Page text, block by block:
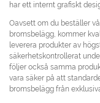
har ett internt grafiskt
Oavsett om du beställer
bromsbelägg, kommer
leverera produkter av
säkerhetskontrollerat
följer också samma
vara säker på att
bromsbelägg från